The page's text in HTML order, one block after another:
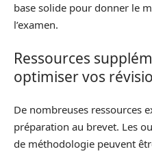
base solide pour donner le
l’examen.
Ressources
optimiser vos
De nombreuses ressources
préparation au brevet. Les
de méthodologie peuvent